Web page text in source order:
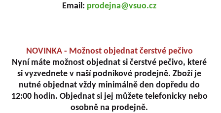
Email: prodejna@vsuo.cz
NOVINKA - Možnost objednat čerstvé pečivo
Nyní máte možnost objednat si čerstvé pečivo, které
si vyzvednete v naší podnikové prodejně. Zboží je
nutné objednat vždy minimálně den dopředu do
12:00 hodin. Objednat si jej můžete telefonicky nebo
osobně na prodejně.